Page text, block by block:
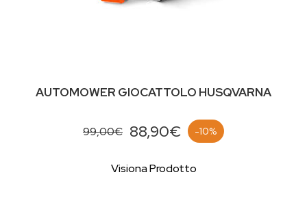
AUTOMOWER GIOCATTOLO HUSQVARNA
99,00€ 88,90€ -10%
Visiona Prodotto